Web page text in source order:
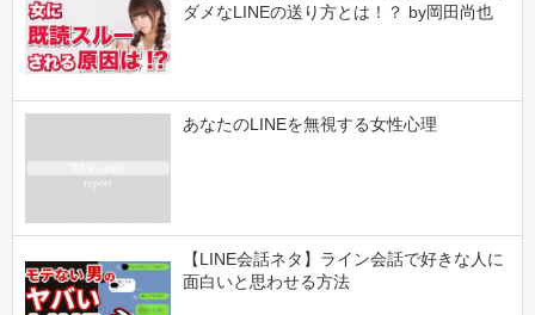
ダメなLINEの送り方とは！？ by岡田尚也
あなたのLINEを無視する女性心理
【LINE会話ネタ】ライン会話で好きな人に
面白いと思わせる方法